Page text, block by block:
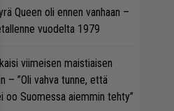
Queen oli ennen vanhaan –
vuodelta 1979
viimeisen maistiaisen
– ”Oli vahva tunne, että
oo Suomessa aiemmin tehty”